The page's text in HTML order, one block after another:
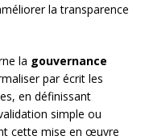
la transparence
la gouvernance
par écrit les
en définissant
simple ou
cette mise en œuvre